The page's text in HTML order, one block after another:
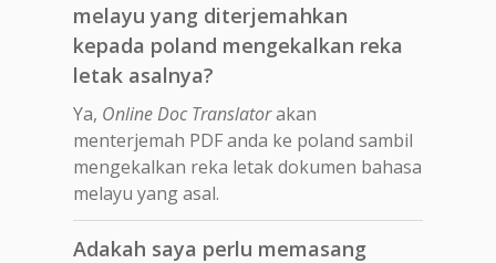
melayu yang diterjemahkan
kepada poland mengekalkan reka
letak asalnya?
Ya, Online Doc Translatorakan
menterjemah PDF anda ke poland sambil
mengekalkan reka letak dokumen bahasa
melayu yang asal.
Adakah saya perlu memasang